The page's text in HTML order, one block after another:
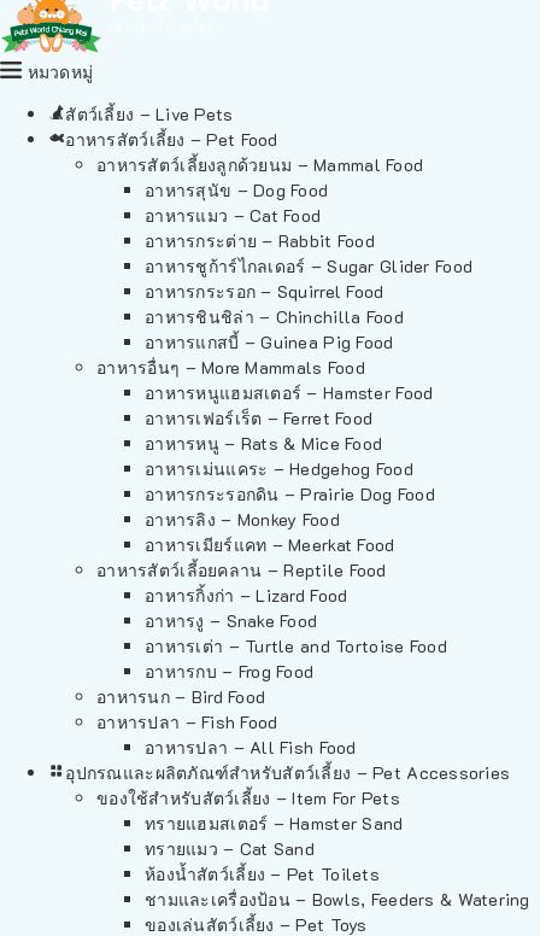
หมวดหมู่
สัตว์เลี้ยง – Live Pets
อาหารสัตว์เลี้ยง – Pet Food
อาหารสัตว์เลี้ยงลูกด้วยนม – Mammal Food
อาหารสุนัข – Dog Food
อาหารแมว – Cat Food
อาหารกระต่าย – Rabbit Food
อาหารชูก้าร์ไกลเดอร์ – Sugar Glider Food
อาหารกระรอก – Squirrel Food
อาหารชินชิล่า – Chinchilla Food
อาหารแกสบี้ – Guinea Pig Food
อาหารอื่นๆ – More Mammals Food
อาหารหนูแฮมสเตอร์ – Hamster Food
อาหารเฟอร์เร็ต – Ferret Food
อาหารหนู – Rats & Mice Food
อาหารเม่นแคระ – Hedgehog Food
อาหารกระรอกดิน – Prairie Dog Food
อาหารลิง – Monkey Food
อาหารเมียร์แคท – Meerkat Food
อาหารสัตว์เลี้อยคลาน – Reptile Food
อาหารกิ้งก่า – Lizard Food
อาหารงู – Snake Food
อาหารเต่า – Turtle and Tortoise Food
อาหารกบ – Frog Food
อาหารนก – Bird Food
อาหารปลา – Fish Food
อาหารปลา – All Fish Food
อุปกรณและผลิตภัณฑ์สำหรับสัตว์เลี้ยง – Pet Accessories
ของใช้สำหรับสัตว์เลี้ยง – Item For Pets
ทรายแฮมสเตอร์ – Hamster Sand
ทรายแมว – Cat Sand
ห้องน้ำสัตว์เลี้ยง – Pet Toilets
ชามและเครื่องป้อน – Bowls, Feeders & Watering
ของเล่นสัตว์เลี้ยง – Pet Toys